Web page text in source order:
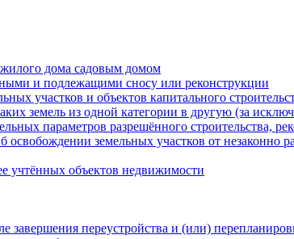
дома садовым домом
и подлежащими сносу или реконструкции
участков и объектов капитального
земель из одной категории в другую (за
параметров разрешённого строительства,
освобождении земельных участков от
учтённых объектов недвижимости
переустройства и (или)